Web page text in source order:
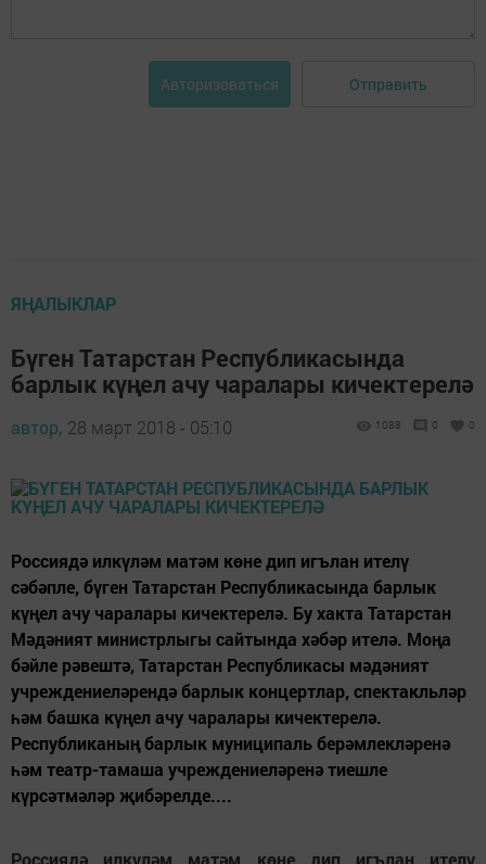
Авторизоваться Отправить
ЯҢАЛЫКЛАР
Бүген Татарстан Республикасында
барлык күңел ачу чаралары кичектерелә
автор, 28 март 2018 - 05:10 1088 0 0
Россиядә илкүләм матәм көне дип игълан ителү
сәбәпле, бүген Татарстан Республикасында барлык
күңел ачу чаралары кичектерелә. Бу хакта Татарстан
Мәдәният министрлыгы сайтында хәбәр ителә. Моңа
бәйле рәвештә, Татарстан Республикасы мәдәният
учреждениеләрендә барлык концертлар, спектакльләр
һәм башка күңел ачу чаралары кичектерелә.
Республиканың барлык муниципаль берәмлекләренә
һәм театр-тамаша учреждениеләренә тиешле
күрсәтмәләр җибәрелде....
Россиядә илкүләм матәм көне дип игълан ителү